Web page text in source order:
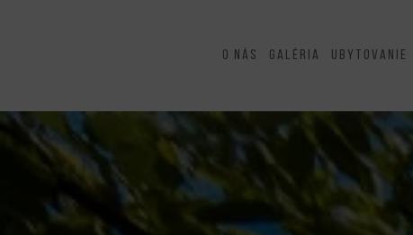
O nás Galéria Ubytovanie